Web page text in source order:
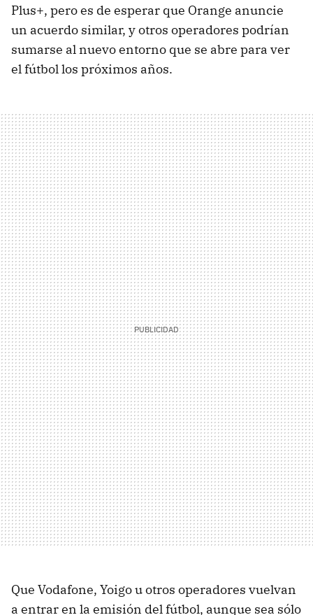
Plus+, pero es de esperar que Orange anuncie
un acuerdo similar, y otros operadores podrían
sumarse al nuevo entorno que se abre para ver
el fútbol los próximos años.
Que Vodafone, Yoigo u otros operadores vuelvan
a entrar en la emisión del fútbol, aunque sea sólo